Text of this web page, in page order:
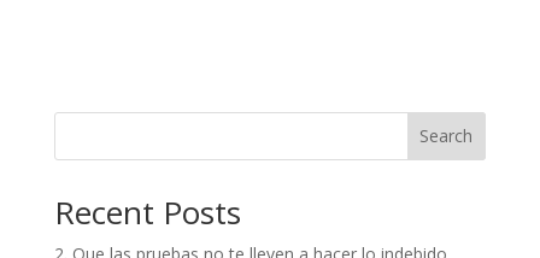
Search
Recent Posts
2. Que las pruebas no te lleven a hacer lo indebido